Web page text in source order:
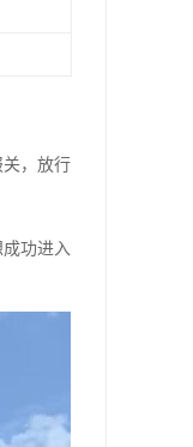
，放行
功进入